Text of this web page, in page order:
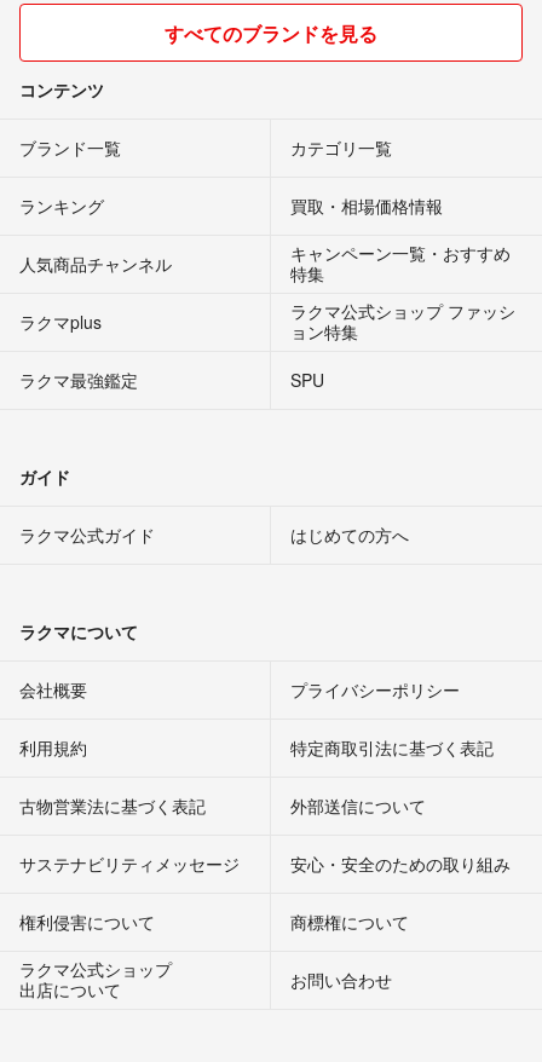
すべてのブランドを見る
コンテンツ
ブランド一覧 カテゴリ一覧
ランキング 買取・相場価格情報
人気商品チャンネル
キャンペーン一覧・おすすめ
特集
ラクマplus
ラクマ公式ショップ ファッシ
ョン特集
ラクマ最強鑑定
SPU
ガイド
ラクマ公式ガイド はじめての方へ
ラクマについて
会社概要 プライバシーポリシー
利用規約 特定商取引法に基づく表記
古物営業法に基づく表記 外部送信について
サステナビリティメッセージ 安心・安全のための取り組み
権利侵害について
商標権について
ラクマ公式ショップ
出店について
お問い合わせ